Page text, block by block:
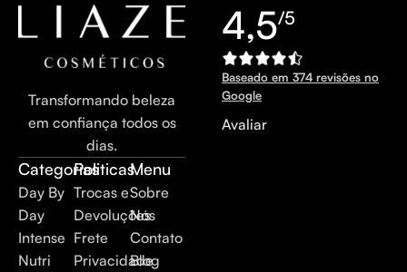
Transformando beleza
em confiança todos os
dias.
Categorias
Day By
Day
Intense
Nutri
Politicas
Trocas e
Devoluções
Frete
Privacidade
Menu
Sobre
Nós
Contato
Blog
4,5/5
Baseado em 374 revisões no
Google
Avaliar